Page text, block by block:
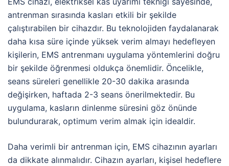
antrenman sırasında kasları etkili bir şekilde
çalıştırabilen bir cihazdır. Bu teknolojiden faydalanarak
daha kısa süre içinde yüksek verim almayı hedefleyen
kişilerin, EMS antrenmanı uygulama yöntemlerini doğru
bir şekilde öğrenmesi oldukça önemlidir. Öncelikle,
seans süreleri genellikle 20-30 dakika arasında
değişirken, haftada 2-3 seans önerilmektedir. Bu
uygulama, kasların dinlenme süresini göz önünde
bulundurarak, optimum verim almak için idealdir.
Daha verimli bir antrenman için, EMS cihazının ayarları
da dikkate alınmalıdır. Cihazın ayarları, kişisel hedeflere